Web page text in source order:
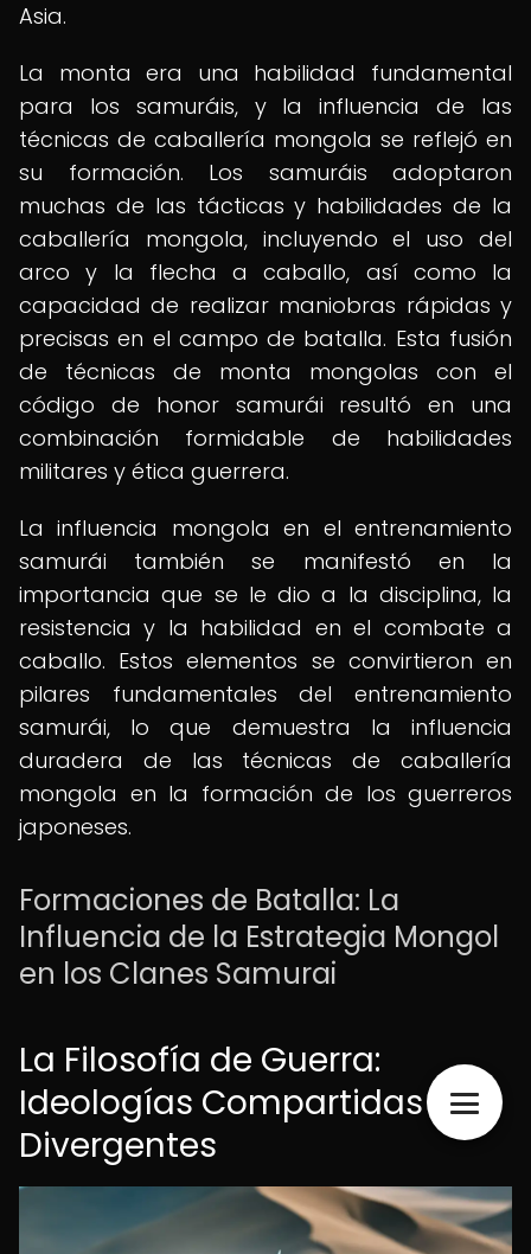
Asia.
La monta era una habilidad fundamental
para los samuráis, y la influencia de las
técnicas de caballería mongola se reflejó en
su formación. Los samuráis adoptaron
muchas de las tácticas y habilidades de la
caballería mongola, incluyendo el uso del
arco y la flecha a caballo, así como la
capacidad de realizar maniobras rápidas y
precisas en el campo de batalla. Esta fusión
de técnicas de monta mongolas con el
código de honor samurái resultó en una
combinación formidable de habilidades
militares y ética guerrera.
La influencia mongola en el entrenamiento
samurái también se manifestó en la
importancia que se le dio a la disciplina, la
resistencia y la habilidad en el combate a
caballo. Estos elementos se convirtieron en
pilares fundamentales del entrenamiento
samurái, lo que demuestra la influencia
duradera de las técnicas de caballería
mongola en la formación de los guerreros
japoneses.
Formaciones de Batalla: La
Influencia de la Estrategia Mongol
en los Clanes Samurai
La Filosofía de Guerra:
Ideologías Compartidas y
Divergentes